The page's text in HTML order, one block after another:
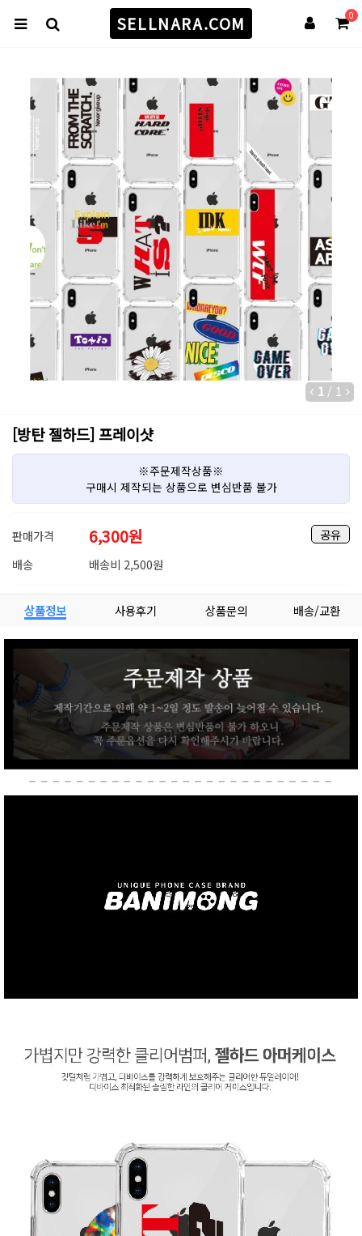
0
SELLNARA.COM
1 / 1
[방탄 젤하드] 프레이샷
※주문제작상품※
구매시 제작되는 상품으로 변심반품 불가
공유
판매가격 6,300원
배송 배송비 2,500원
상품정보 사용후기 상품문의 배송/교환